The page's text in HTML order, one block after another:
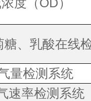
度（OD）
糖、乳酸在线
量检测系统
速率检测系统